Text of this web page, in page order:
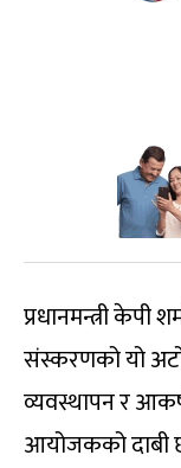
प्रधानमन्त्री
संस्करणको यो अटो
व्यवस्थापन र
आयोजकको दाबी